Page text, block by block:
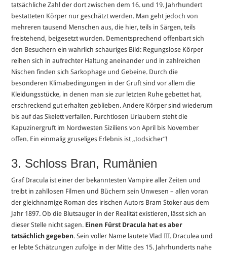
tatsächliche Zahl der dort zwischen dem 16. und 19. Jahrhundert
bestatteten Körper nur geschätzt werden. Man geht jedoch von
mehreren tausend Menschen aus, die hier, teils in Särgen, teils
freistehend, beigesetzt wurden. Dementsprechend offenbart sich
den Besuchern ein wahrlich schauriges Bild: Regungslose Körper
reihen sich in aufrechter Haltung aneinander und in zahlreichen
Nischen finden sich Sarkophage und Gebeine. Durch die
besonderen Klimabedingungen in der Gruft sind vor allem die
Kleidungsstücke, in denen man sie zur letzten Ruhe gebettet hat,
erschreckend gut erhalten geblieben. Andere Körper sind wiederum
bis auf das Skelett verfallen. Furchtlosen Urlaubern steht die
Kapuzinergruft im Nordwesten Siziliens von April bis November
offen. Ein einmalig gruseliges Erlebnis ist „todsicher“!
3. Schloss Bran, Rumänien
Graf Dracula ist einer der bekanntesten Vampire aller Zeiten und
treibt in zahllosen Filmen und Büchern sein Unwesen – allen voran
der gleichnamige Roman des irischen Autors Bram Stoker aus dem
Jahr 1897. Ob die Blutsauger in der Realität existieren, lässt sich an
dieser Stelle nicht sagen. Einen Fürst Dracula hat es aber
tatsächlich gegeben. Sein voller Name lautete Vlad III. Draculea und
er lebte Schätzungen zufolge in der Mitte des 15. Jahrhunderts nahe